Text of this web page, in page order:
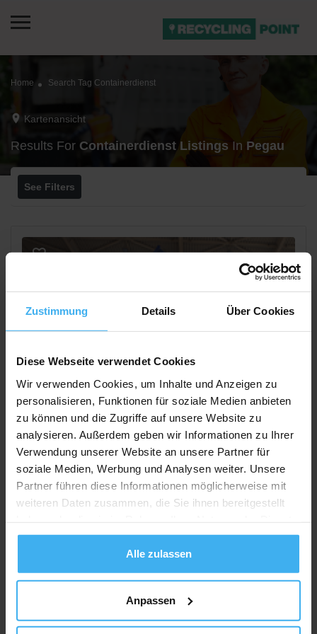
Zustimmung Details Über Cookies
Diese Webseite verwendet Cookies
Wir verwenden Cookies, um Inhalte und Anzeigen zu
personalisieren, Funktionen für soziale Medien anbieten
zu können und die Zugriffe auf unsere Website zu
analysieren. Außerdem geben wir Informationen zu Ihrer
Verwendung unserer Website an unsere Partner für
soziale Medien, Werbung und Analysen weiter. Unsere
Partner führen diese Informationen möglicherweise mit
weiteren Daten zusammen, die Sie ihnen bereitgestellt
gesammelt haben.
Alle zulassen
Anpassen
Home Search Tag Containerdienst
Kartenansicht
Results For Containerdienst Listings In Pegau
See Filters